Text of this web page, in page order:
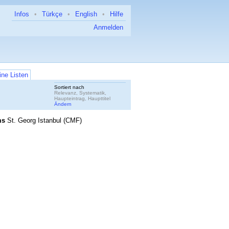
Hilfe
•
English
•
Türkçe
•
Infos
Anmelden
Listen
Sortiert nach
Relevanz, Systematik,
Haupteintrag, Haupttitel
Ändern
St. Georg Istanbul (CMF)